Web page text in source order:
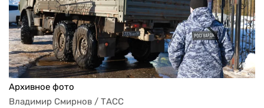
Архивное фото
Владимир Смирнов / ТАСС